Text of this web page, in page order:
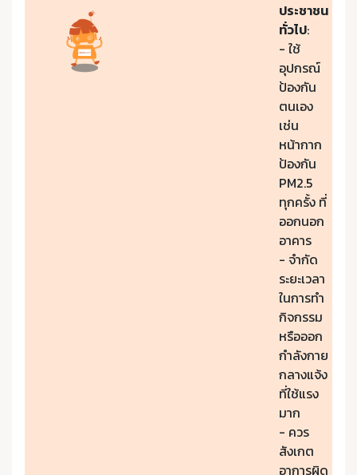
ประชาชน
ทั่วไป:
- ใช้
อุปกรณ์
ป้องกัน
ตนเอง
เช่น
หน้ากาก
ป้องกัน
PM2.5
ทุกครั้ง ที่
ออกนอก
อาคาร
- จำกัด
ระยะเวลา
ในการทำ
กิจกรรม
หรือออก
กำลังกาย
กลางแจ้ง
ที่ใช้แรง
มาก
- ควร
สังเกต
อาการผิด